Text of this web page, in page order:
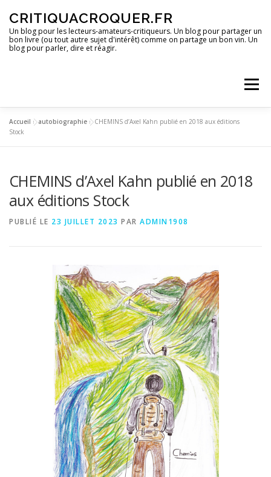
contenu
CRITIQUACROQUER.FR
Un blog pour les lecteurs-amateurs-critiqueurs. Un blog pour partager un
bon livre (ou tout autre sujet d'intérêt) comme on partage un bon vin. Un
blog pour parler, dire et réagir.
Menu
ACCUEIL
DES IMAGES DES SPECTACLES DES OPINIONS
DES BONS PLANS
Accueil »autobiographie »CHEMINS d’Axel Kahn publié en 2018 aux éditions
Stock
CHEMINS d’Axel Kahn publié en 2018
aux éditions Stock
PUBLIÉ LE 23 JUILLET 2023 PAR ADMIN1908